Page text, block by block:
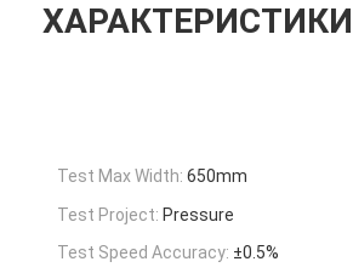
ХАРАКТЕРИСТИКИ
Test Max Width: 650mm
Test Project: Pressure
Test Speed Accuracy: ±0.5%